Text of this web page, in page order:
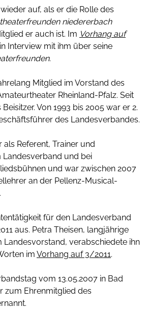
auf, als er die Rolle des
theaterfreunden niedererbach
er auch ist. Im Vorhang auf
Interview mit ihm über seine
.
Mitglied im Vorstand des
Rheinland-Pfalz. Seit
Von 1993 bis 2005 war er 2.
des Landesverbandes.
als Referent, Trainer und
Landesverband und bei
und war zwischen 2007
an der Pellenz-Musical-
für den Landesverband
aus. Petra Theisen, langjährige
Landesvorstand, verabschiedete ihn
im Vorhang auf 3/2011.
vom 13.05.2007 in Bad
zum Ehrenmitglied des